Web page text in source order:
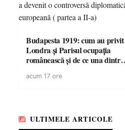
Budapesta 1919: cum au privit
Londra și Parisul ocupația
românească și de ce una dintre
României a devenit o
acum 17 ore
ULTIMELE ARTICOLE